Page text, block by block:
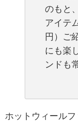
のもと
アイテ
円）ご
にも楽
ンドも
ホットウィール